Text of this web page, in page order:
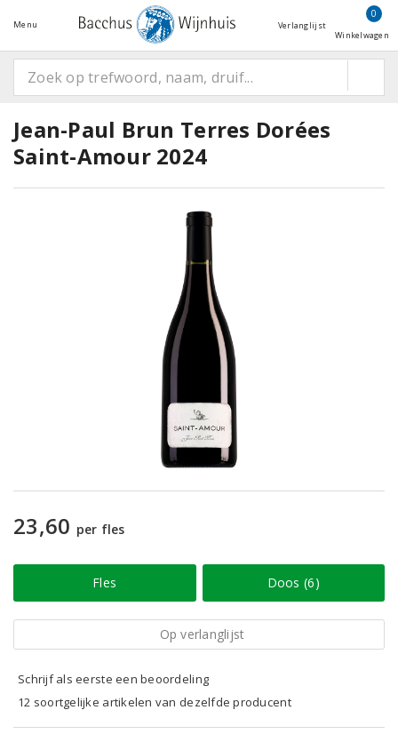
Menu Verlanglijst
0
Winkelwagen
Jean-Paul Brun Terres Dorées
Saint-Amour 2024
23,60 per fles
Fles Doos (6)
Op verlanglijst
Schrijf als eerste een beoordeling
12 soortgelijke artikelen van dezelfde producent